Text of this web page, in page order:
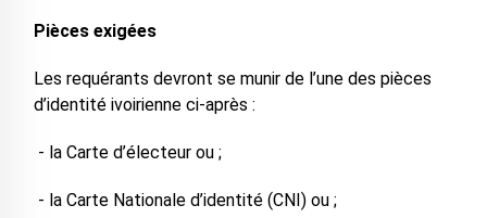
Pièces exigées
Les requérants devront se munir de l’une des pièces
d’identité ivoirienne ci-après :
- la Carte d’électeur ou ;
- la Carte Nationale d’identité (CNI) ou ;